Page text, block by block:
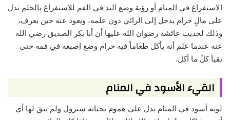
الاستفراغ في المنام أو رؤية وضع اليد في الفم للاستفراغ بالحلم تدل
على مالٍ حرام يدخل إلى الرائي دون علمه، ويعود عنه حين يعرف،
وذلك لحديث عائشة رضوان الله عليها أن أبا بكر الصديق رضي الله
عنه عندما علم أنه يأكل طعاماً فيه حرام وضع إصبعه في فمه حتى
تقيأ كلّ ما أكل.
القيء الأسود في المنام
لونه أسود في المنام يدل على هموم بحياته ستزول ولم يبقَ لها أي